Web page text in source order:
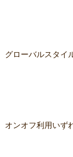
グローバルスタイ
オンオフ利用いず